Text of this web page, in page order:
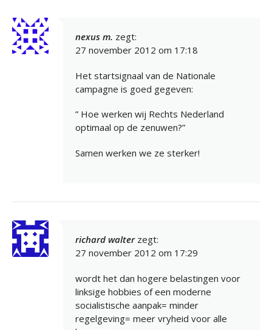
nexus m. zegt:
27 november 2012 om 17:18
Het startsignaal van de Nationale
campagne is goed gegeven:
” Hoe werken wij Rechts Nederland
optimaal op de zenuwen?”
Samen werken we ze sterker!
richard walter zegt:
27 november 2012 om 17:29
wordt het dan hogere belastingen voor
linksige hobbies of een moderne
socialistische aanpak= minder
regelgeving= meer vryheid voor alle